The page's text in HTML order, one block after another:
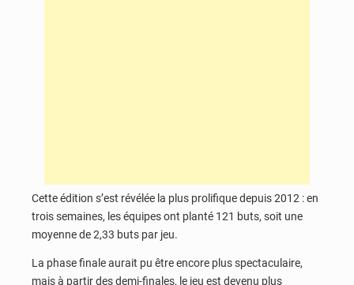
Cette édition s’est révélée la plus prolifique depuis 2012 : en
trois semaines, les équipes ont planté 121 buts, soit une
moyenne de 2,33 buts par jeu.
La phase finale aurait pu être encore plus spectaculaire,
mais à partir des demi-finales, le jeu est devenu plus